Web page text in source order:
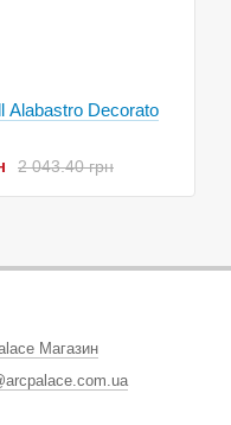
Alabastro Decorato
2 043.40 грн
Магазин